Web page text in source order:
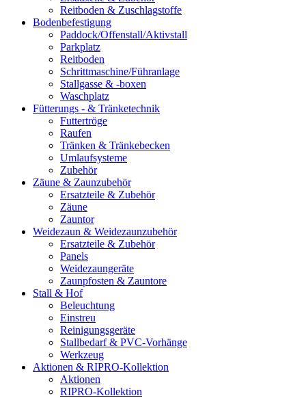
Reitboden & Zuschlagstoffe
Bodenbefestigung
Paddock/Offenstall/Aktivstall
Parkplatz
Reitboden
Schrittmaschine/Führanlage
Stallgasse & -boxen
Waschplatz
Fütterungs - & Tränketechnik
Futtertröge
Raufen
Tränken & Tränkebecken
Umlaufsysteme
Zubehör
Zäune & Zaunzubehör
Ersatzteile & Zubehör
Zäune
Zauntor
Weidezaun & Weidezaunzubehör
Ersatzteile & Zubehör
Panels
Weidezaungeräte
Zaunpfosten & Zauntore
Stall & Hof
Beleuchtung
Einstreu
Reinigungsgeräte
Stallbedarf & PVC-Vorhänge
Werkzeug
Aktionen & RIPRO-Kollektion
Aktionen
RIPRO-Kollektion